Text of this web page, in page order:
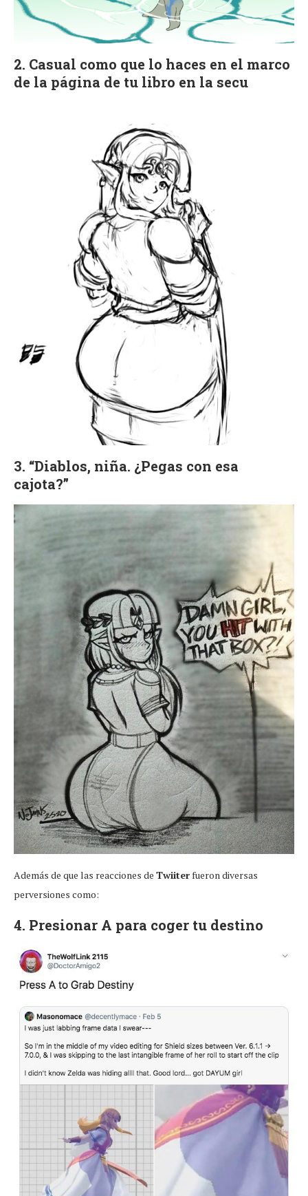
2. Casual como que lo haces en el marco
de la página de tu libro en la secu
3. “Diablos, niña. ¿Pegas con esa
cajota?”
Además de que las reacciones de Twiiterfueron diversas
perversiones como:
4. Presionar A para coger tu destino